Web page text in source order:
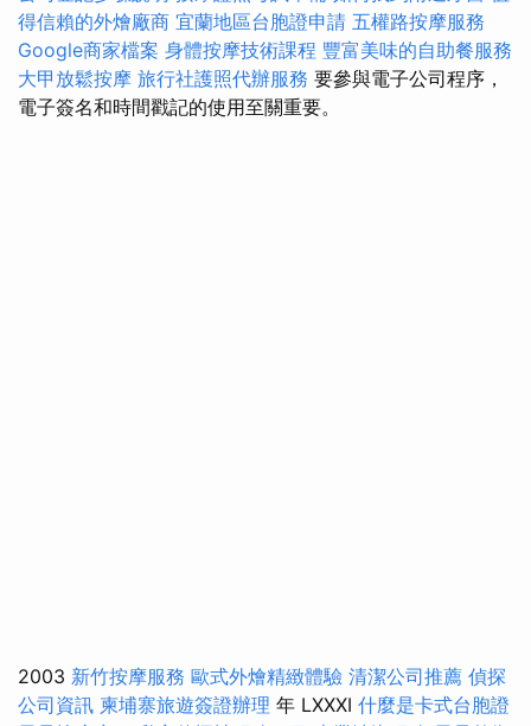
得信賴的外燴廠商 宜蘭地區台胞證申請 五權路按摩服務
Google商家檔案 身體按摩技術課程 豐富美味的自助餐服務
大甲放鬆按摩 旅行社護照代辦服務 要參與電子公司程序，
電子簽名和時間戳記的使用至關重要。
2003 新竹按摩服務 歐式外燴精緻體驗 清潔公司推薦 偵探
公司資訊 柬埔寨旅遊簽證辦理 年 LXXXI 什麼是卡式台胞證